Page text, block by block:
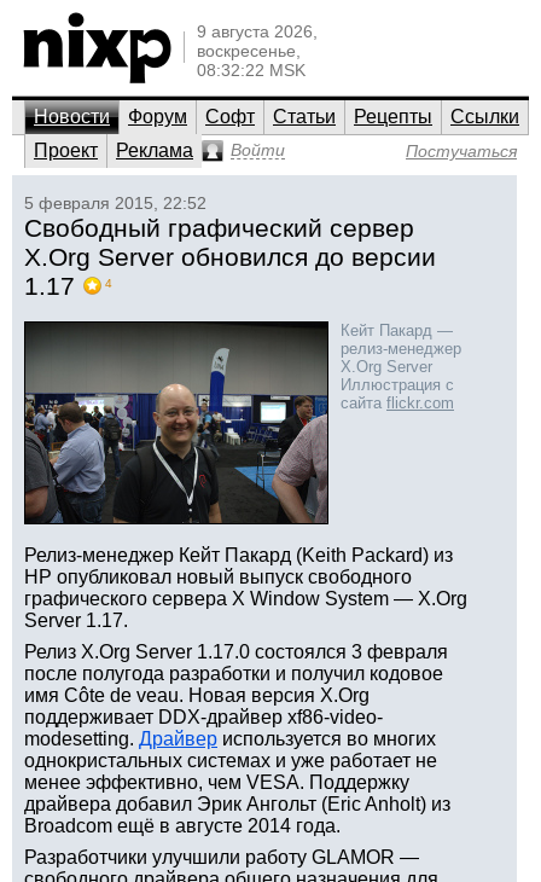
9 августа 2026,
воскресенье,
08:32:22 MSK
Новости Форум Софт Статьи Рецепты
Ссылки
Проект
Реклама Войти Постучаться
5 февраля 2015, 22:52
Свободный графический сервер
X.Org Server обновился до версии
1.17
4
Кейт Пакард —
релиз-менеджер
X.Org Server
Иллюстрация с
сайта flickr.com
Релиз-менеджер Кейт Пакард (Keith Packard) из
HP опубликовал новый выпуск свободного
графического сервера X Window System — X.Org
Server 1.17.
Релиз X.Org Server 1.17.0 состоялся 3 февраля
после полугода разработки и получил кодовое
имя Côte de veau. Новая версия X.Org
поддерживает DDX-драйвер xf86-video-
modesetting. Драйвер используется во многих
однокристальных системах и уже работает не
менее эффективно, чем VESA. Поддержку
драйвера добавил Эрик Ангольт (Eric Anholt) из
Broadcom ещё в августе 2014 года.
Разработчики улучшили работу GLAMOR —